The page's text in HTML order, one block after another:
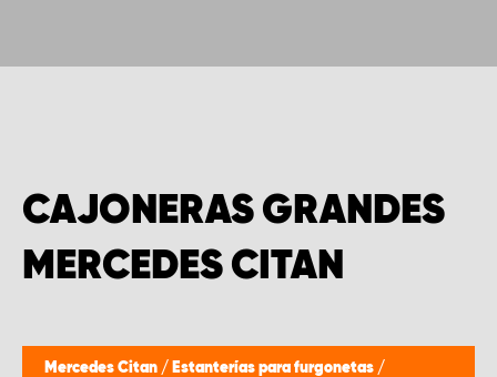
CAJONERAS GRANDES
MERCEDES CITAN
Mercedes Citan / Estanterías para furgonetas /